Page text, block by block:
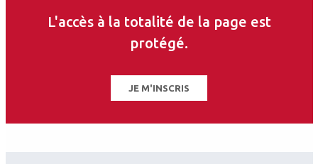
l’enfant en permettant aux cellules souches
résiduelles de restaurer des cristallins
L'accès à la totalité de la page est
protégé.
JE M'INSCRIS